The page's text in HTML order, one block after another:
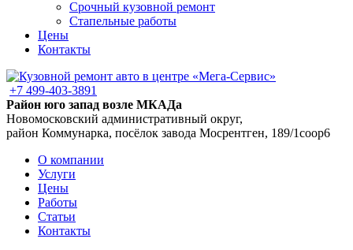
Срочный кузовной ремонт
Стапельные работы
Цены
Контакты
+7 499-403-3891
Район юго запад возле МКАДа
Новомосковский административный округ,
район Коммунарка, посёлок завода Мосрентген, 189/1соор6
О компании
Услуги
Цены
Работы
Статьи
Контакты